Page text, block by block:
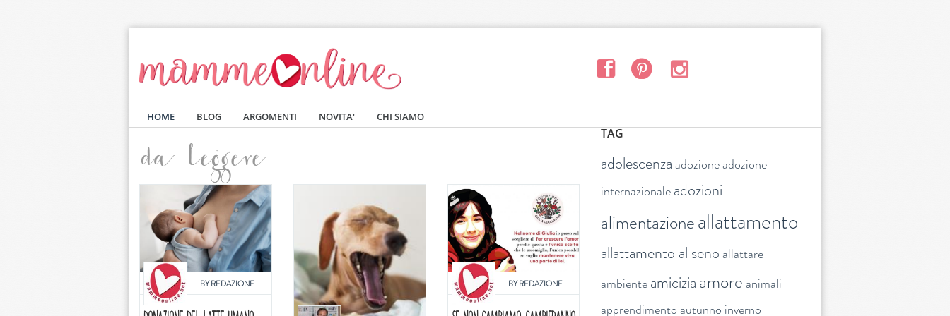
HOME BLOG ARGOMENTI NOVITA' CHI SIAMO
da leggere
BYREDAZIONE BYREDAZIONE
TAG
adolescenza adozioneadozione
internazionaleadozioni
alimentazioneallattamento
allattamento al seno allattare
ambienteamiciziaamore animali
apprendimento autunno inverno